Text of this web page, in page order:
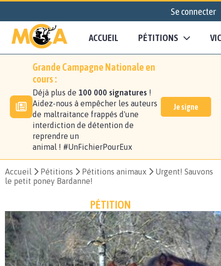
Se connecter
ACCUEIL PÉTITIONS
Grande Campagne Nationale en
cours :
Déjà plus de 100 000 signatures !
Aidez-nous à empêcher les auteurs
de maltraitance frappés d'une
interdiction de détention de
reprendre un
animal ! #UnFichierPourEux
Je signe
Accueil Pétitions Pétitions animaux
Urgent! Sauvons
le petit poney Bardanne!
PÉTITION